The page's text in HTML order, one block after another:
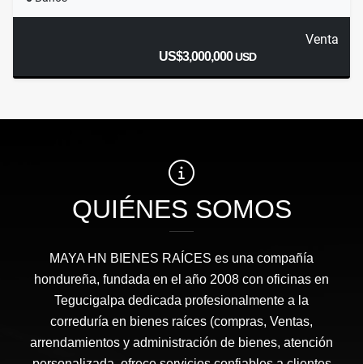
Venta
US$3,000,000USD
QUIÉNES SOMOS
MAYA HN BIENES RAÍCES​ es una compañía
hondureña, fundada en el año 2008 con oficinas en
Tegucigalpa dedicada profesionalmente a la
correduría en bienes raíces (compras, Ventas,
arrendamientos y administración de bienes, atención